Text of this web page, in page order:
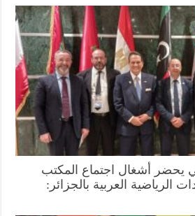
يحضر أشغال اجتماع المكتب
الرياضية العربية بالجزائر: